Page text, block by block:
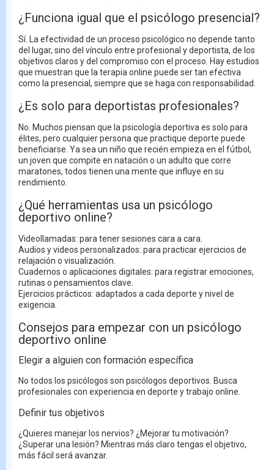
¿Funciona igual que el psicólogo presencial?
Sí. La efectividad de un proceso psicológico no depende tanto
del lugar, sino del vínculo entre profesional y deportista, de los
objetivos claros y del compromiso con el proceso. Hay estudios
que muestran que la terapia online puede ser tan efectiva
como la presencial, siempre que se haga con responsabilidad.
¿Es solo para deportistas profesionales?
No. Muchos piensan que la psicología deportiva es solo para
élites, pero cualquier persona que practique deporte puede
beneficiarse. Ya sea un niño que recién empieza en el fútbol,
un joven que compite en natación o un adulto que corre
maratones, todos tienen una mente que influye en su
rendimiento.
¿Qué herramientas usa un psicólogo
deportivo online?
Videollamadas: para tener sesiones cara a cara.
Audios y videos personalizados: para practicar ejercicios de
relajación o visualización.
Cuadernos o aplicaciones digitales: para registrar emociones,
rutinas o pensamientos clave.
Ejercicios prácticos: adaptados a cada deporte y nivel de
exigencia.
Consejos para empezar con un psicólogo
deportivo online
Elegir a alguien con formación específica
No todos los psicólogos son psicólogos deportivos. Busca
profesionales con experiencia en deporte y trabajo online.
Definir tus objetivos
¿Quieres manejar los nervios? ¿Mejorar tu motivación?
¿Superar una lesión? Mientras más claro tengas el objetivo,
más fácil será avanzar.